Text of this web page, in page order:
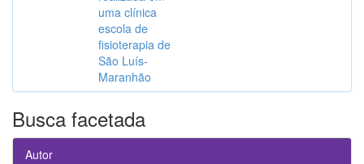
uma clínica
escola de
fisioterapia de
São Luís-
Maranhão
Busca facetada
Autor